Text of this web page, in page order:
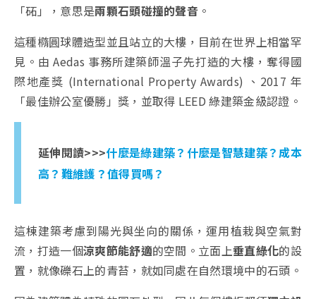
「砳」，意思是兩顆石頭碰撞的聲音 。
這種橢圓球體造型並且站立的大樓，目前在世界上相當罕
見。由 Aedas 事務所建築師溫子先打造的大樓，奪得國
際地產獎 (International Property Awards) 、2017 年
「最佳辦公室優勝」獎，並取得 LEED 綠建築金級認證。
延伸閱讀>>>什麼是綠建築？什麼是智慧建築？成本
高？難維護？值得買嗎？
這棟建築考慮到陽光與坐向的關係，運用植栽與空氣對
流，打造一個涼爽節能舒適的空間。立面上垂直綠化的設
置，就像礫石上的青苔，就如同處在自然環境中的石頭。